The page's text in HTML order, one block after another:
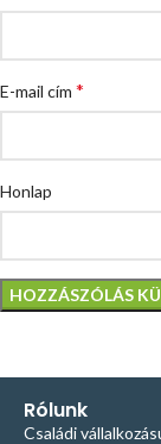
E-mail cím *
Honlap
Rólunk
Családi